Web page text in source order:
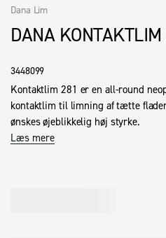
DANA
Dana Lim
3448099
Kontaktlim 281 er en all-round
kontaktlim til limning af tætte
ønskes øjeblikkelig høj styrke.
Læs mere